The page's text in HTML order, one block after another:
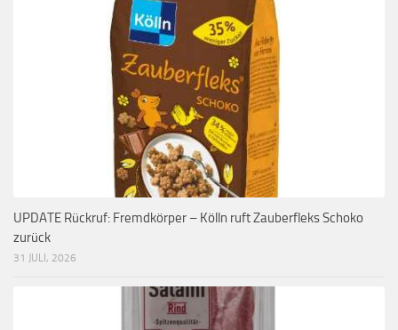
UPDATE Rückruf: Fremdkörper – Kölln ruft Zauberfleks Schoko
zurück
31 JULI, 2026